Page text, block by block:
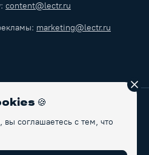
content@lectr.ru
marketing@lectr.ru
данных
🍪
соглашаетесь с тем, что